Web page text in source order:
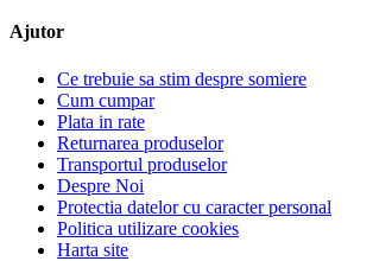
Ajutor
Ce trebuie sa stim despre somiere
Cum cumpar
Plata in rate
Returnarea produselor
Transportul produselor
Despre Noi
Protectia datelor cu caracter personal
Politica utilizare cookies
Harta site